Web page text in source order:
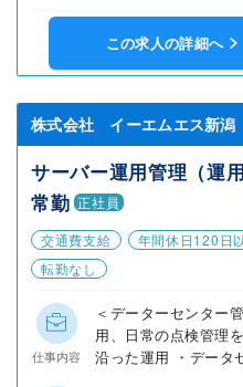
この求人の詳細へ
株式会社 イーエムエス新
サーバー運用管理（運
常勤 正社員
交通費支給
年間休日120日
転勤なし
仕事内容
＜データーセンター
用、日常の点検管理
沿った運用 ・データ